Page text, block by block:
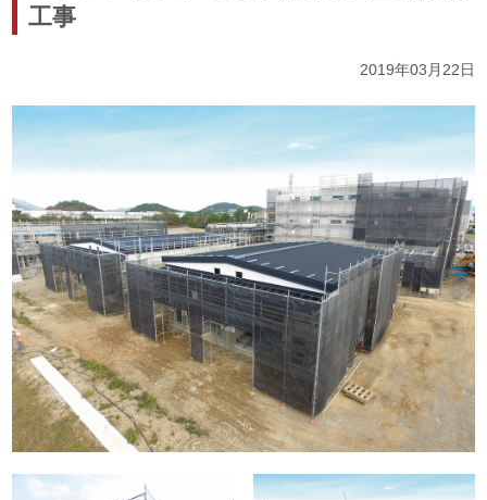
工事
2019年03月22日